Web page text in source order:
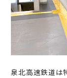
泉北高速鉄道は